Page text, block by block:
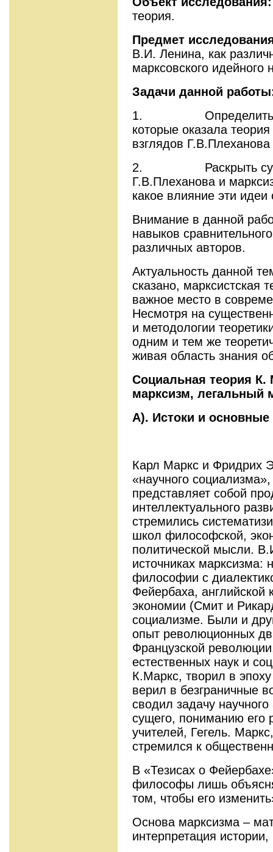
теория.
Предмет
В.И. Ленина, как
марксовского идейного
Задачи данной
1. Определить
которые оказала
взглядов
2. Раскрыть
Г.В.Плеханова и
какое влияние эти идеи
Внимание в данной
навыков
различных авторов.
Актуальность данной
сказано, марксистская
важное место в
Несмотря на
и методологии
одним и тем же
живая область знания
Социальная теория К.
марксизм, легальный
А). Истоки и
Карл Маркс и Фридрих
«научного
представляет собой
интеллектуального
стремились
школ философской,
политической мысли.
источниках марксизма:
философии с
Фейербаха, английской
экономии (Смит и
социализме. Были и
опыт революционных
Французской
естественных наук и
К.Маркс, творил в
верил в безграничные
сводил задачу
сущего, пониманию его
учителей, Гегель.
стремился к
В «Тезисах о
философы лишь
том, чтобы его
Основа марксизма –
интерпретация